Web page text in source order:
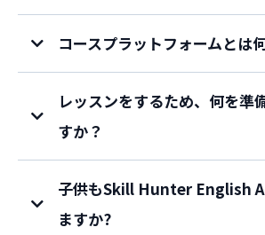
コースプラットフォームとは
レッスンをするため、何を準
すか？
子供もSkill Hunter English
ますか?